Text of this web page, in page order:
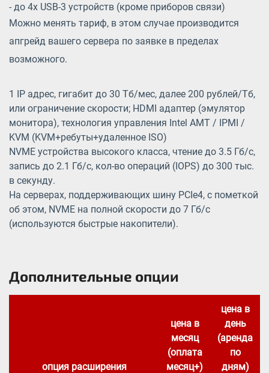
- до 4х USB-3 устройств (кроме приборов связи)
Можно менять тариф, в этом случае производится
апгрейд вашего сервера по заявке в пределах
возможного.
1 IP адрес, гигабит до 30 Тб/мес, далее 200 рублей/Тб,
или ограничение скорости; HDMI адаптер (эмулятор
монитора), технология управления Intel AMT / IPMI /
KVM (KVM+ребуты+удаленное ISO)
NVME устройства высокого класса, чтение до 3.5 Гб/с,
запись до 2.1 Гб/с, кол-во операций (IOPS) до 300 тыс.
в секунду.
На серверах, поддерживающих шину PCIe4, с пометкой
об этом, NVME на полной скорости до 7 Гб/с
(используются быстрые накопители).
Дополнительные опции
опция расширения
цена в
месяц
(оплата
месяц+)
цена в
день
(аренда
по
дням)